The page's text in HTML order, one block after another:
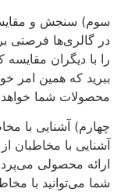
سوم) سنجش و
در گالری‌ها فرصتی
را با دیگران
ببرید که همین امر
محصولات شما
چهارم) آشنایی با
آشنایی با مخاطبان
ارائه محصولی
شما می‌توانید با